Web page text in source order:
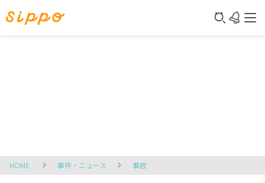
HOME 事件・ニュース 事故